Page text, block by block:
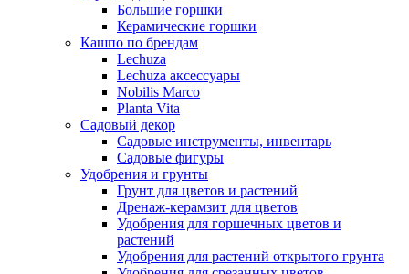
Большие горшки
Керамические горшки
Кашпо по брендам
Lechuza
Lechuza аксессуары
Nobilis Marco
Planta Vita
Садовый декор
Садовые инструменты, инвентарь
Садовые фигуры
Удобрения и грунты
Грунт для цветов и растений
Дренаж-керамзит для цветов
Удобрения для горшечных цветов и
растений
Удобрения для растений открытого грунта